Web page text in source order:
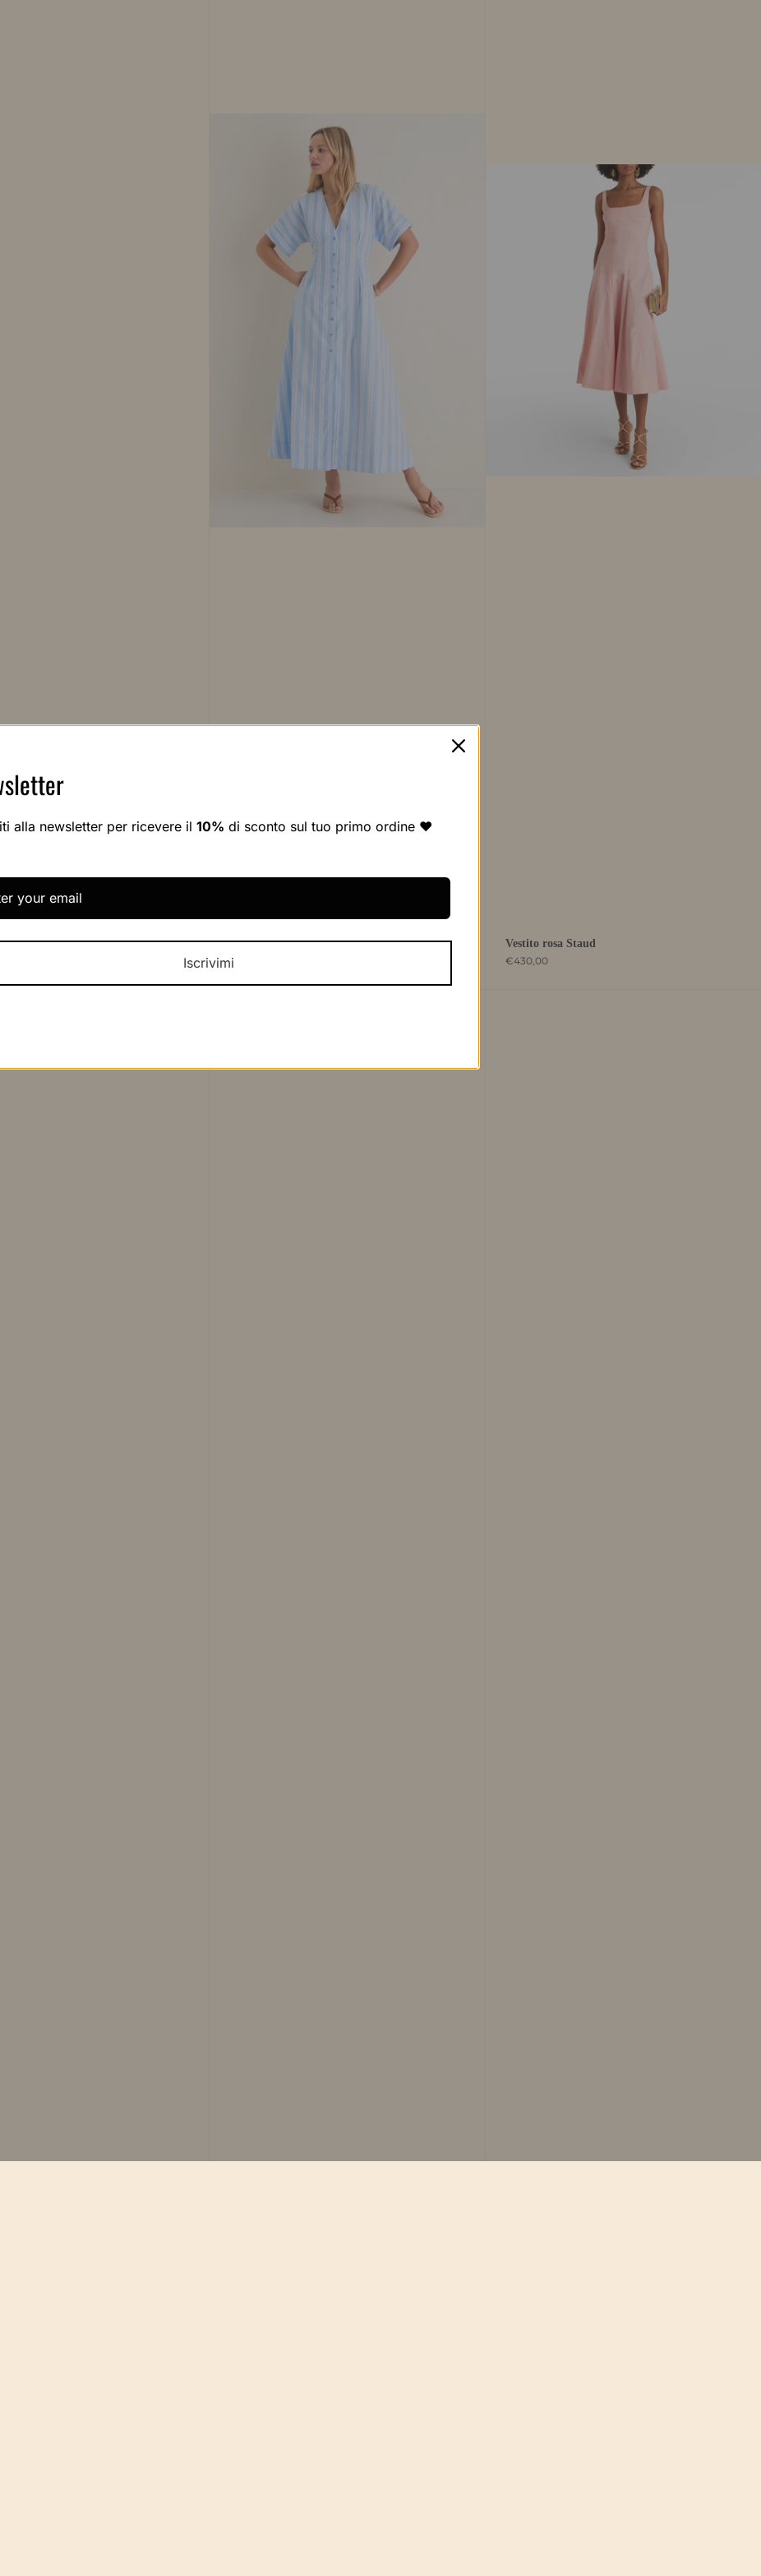
Vestito azzurro Staud
€300,00
Vestito rosa Staud
€430,00
alla newsletter per ricevere il 10% di sconto sul tuo primo ordine ❤️
Iscrivimi